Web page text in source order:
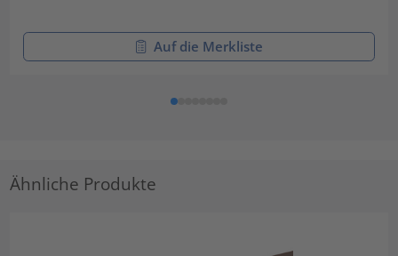
Auf die Merkliste
Ähnliche Produkte